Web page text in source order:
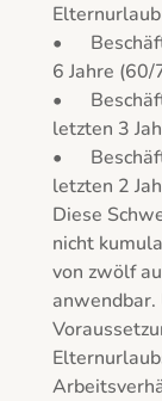
•	Beschäftigt während mehr als 5 der letzten
6 Jahre
•	Beschäftigt während mehr als 2,5 der
letzten 3
•	Beschäftigt während mehr als ~1,9 der
letzten 2
Diese
nicht
von zwölf